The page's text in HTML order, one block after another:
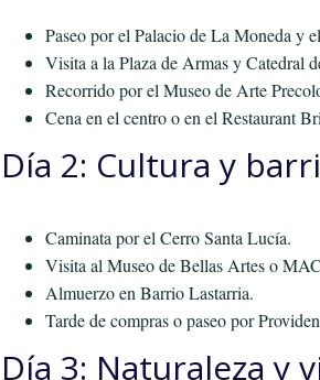
Paseo por el Palacio de La Moneda y
Visita a la Plaza de Armas y Catedral
Recorrido por el Museo de Arte
Cena en el centro o en el Restaurant
Día 2: Cultura y
Caminata por el Cerro Santa Lucía.
Visita al Museo de Bellas Artes o
Almuerzo en Barrio Lastarria.
Tarde de compras o paseo por
Día 3: Naturaleza y